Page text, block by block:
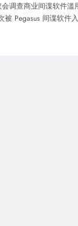
调查商业间谍软件
Pegasus 间谍软件入